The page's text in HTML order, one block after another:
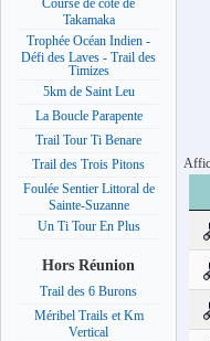
Course de côte de
Takamaka
Trophée Océan Indien -
Défi des Laves - Trail des
Timizes
5km de Saint Leu
La Boucle Parapente
Trail Tour Ti Benare
Trail des Trois Pitons
Foulée Sentier Littoral de
Sainte-Suzanne
Un Ti Tour En Plus
Hors Réunion
Trail des 6 Burons
Méribel Trails et Km
Vertical